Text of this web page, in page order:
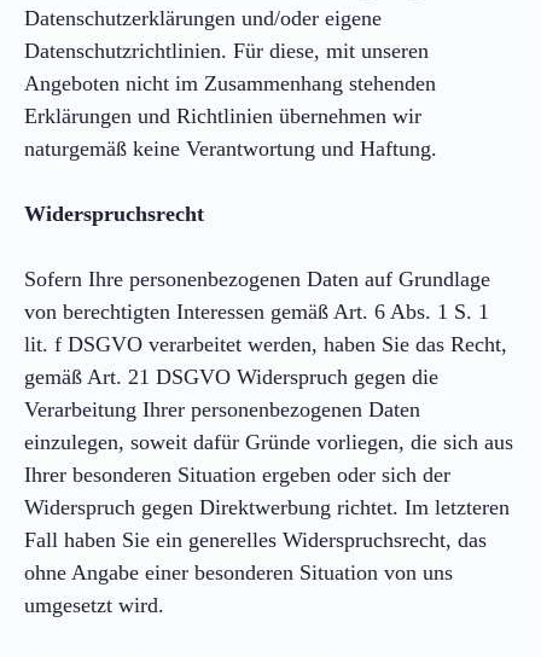
Datenschutzerklärungen und/oder eigene
Datenschutzrichtlinien. Für diese, mit unseren
Angeboten nicht im Zusammenhang stehenden
Erklärungen und Richtlinien übernehmen wir
naturgemäß keine Verantwortung und Haftung.
Widerspruchsrecht
Sofern Ihre personenbezogenen Daten auf Grundlage
von berechtigten Interessen gemäß Art. 6 Abs. 1 S. 1
lit. f DSGVO verarbeitet werden, haben Sie das Recht,
gemäß Art. 21 DSGVO Widerspruch gegen die
Verarbeitung Ihrer personenbezogenen Daten
einzulegen, soweit dafür Gründe vorliegen, die sich aus
Ihrer besonderen Situation ergeben oder sich der
Widerspruch gegen Direktwerbung richtet. Im letzteren
Fall haben Sie ein generelles Widerspruchsrecht, das
ohne Angabe einer besonderen Situation von uns
umgesetzt wird.